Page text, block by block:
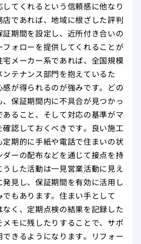
てくれるという信頼感に他なり
であれば、地域に根ざした評判
期間を設定し、近所付き合いの
ォローを提供してくれることが
メーカー系であれば、全国規模
テナンス部門を抱えているた
が得られるのが強みです。どの
保証期間内に不具合が見つかっ
ること、そして対応の基準がマ
認しておくべきです。良い施工
期的に手紙や電話で住まいの状
ーの配布などを通じて接点を持
した活動は一見営業活動に見え
見し、保証期間を有効に活用し
もあります。住まい手として
く、定期点検の結果を記録した
モに残したりすることで、サポ
きるようになります。リフォー